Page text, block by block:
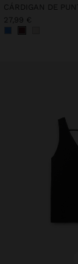
27,99 €